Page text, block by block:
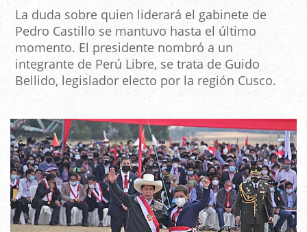
La duda sobre quien liderará el gabinete de
Pedro Castillo se mantuvo hasta el último
momento. El presidente nombró a un
integrante de Perú Libre, se trata de Guido
Bellido, legislador electo por la región Cusco.